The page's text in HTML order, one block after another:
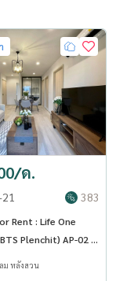
ด.
383
Rent : Life One
Plenchit) AP-02 (
)
ม หลังสวน